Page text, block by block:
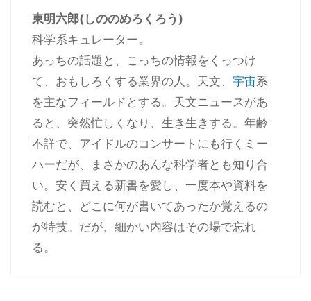
東明六郎(しののめろくろう)
科学系キュレーター。
あっちの話題と、こっちの情報をくっつけ
て、おもしろくする業界の人。天文、 宇宙系
を主なフィールドとする。天文ニュースがあ
ると、突然忙しくなり、生き生きする。年齢
不詳で、アイドルのコンサートにも行くミー
ハーだが、まさかのあんな科学者とも知り合
い。安く買える新書を愛し、一度本や資料を
読むと、どこに何が書いてあったか覚えるの
が特技。だが、細かい内容はその場で忘れ
る。